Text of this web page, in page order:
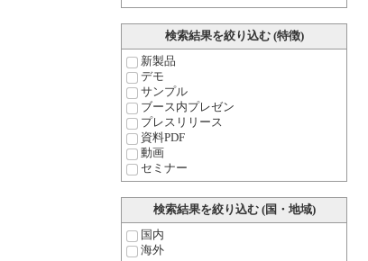
検索結果を絞り込む (特徴)
新製品
デモ
サンプル
ブース内プレゼン
プレスリリース
資料PDF
動画
セミナー
検索結果を絞り込む (国・地域)
国内
海外